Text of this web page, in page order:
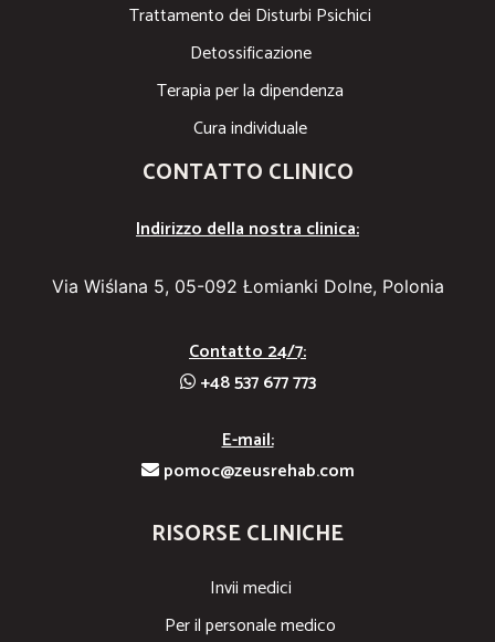
Trattamento dei Disturbi Psichici
Detossificazione
Terapia per la dipendenza
Cura individuale
CONTATTO CLINICO
Indirizzo della nostra clinica:
Via Wiślana 5, 05-092 Łomianki Dolne, Polonia
Contatto 24/7:
+48 537 677 773
E-mail:
pomoc@zeusrehab.com
RISORSE CLINICHE
Invii medici
Per il personale medico